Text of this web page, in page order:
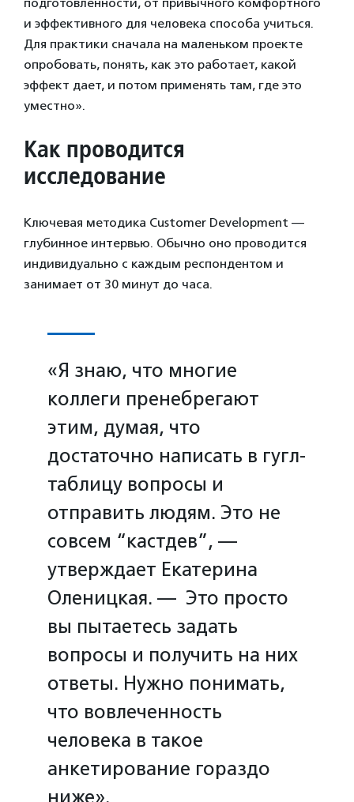
и эффективного для человека способа учиться.
Для практики сначала на маленьком проекте
опробовать, понять, как это работает, какой
эффект дает, и потом применять там, где это
уместно».
Как проводится
исследование
Ключевая методика Customer Development —
глубинное интервью. Обычно оно проводится
индивидуально с каждым респондентом и
занимает от 30 минут до часа.
«Я знаю, что многие
коллеги пренебрегают
этим, думая, что
достаточно написать в гугл-
таблицу вопросы и
отправить людям. Это не
совсем “кастдев”, —
утверждает Екатерина
Оленицкая. — Это просто
вы пытаетесь задать
вопросы и получить на них
ответы. Нужно понимать,
что вовлеченность
человека в такое
анкетирование гораздо
ниже».